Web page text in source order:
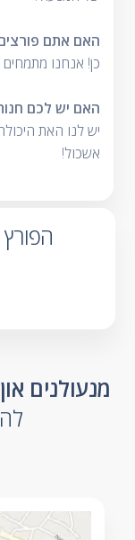
האם אתם
כן! אנחנו
האם יש לכם
יש לנו האת
אשכול!
מנעולנים